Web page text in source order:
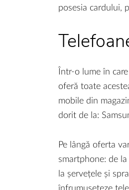
posesia cardului,
Într-o lume în
oferă toate
mobile din
dorit de la:
Pe lângă oferta
smartphone: de
la șervețele și